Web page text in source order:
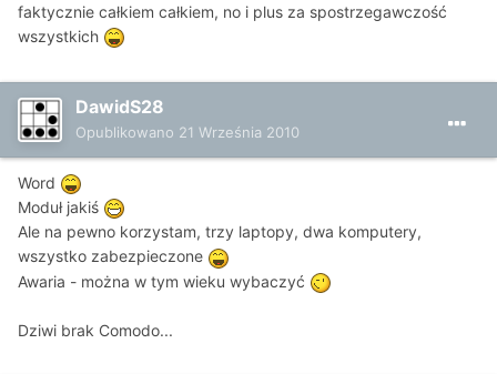
faktycznie całkiem całkiem, no i plus za spostrzegawczość
wszystkich
DawidS28
Opublikowano 21 Września 2010
Word
Moduł jakiś
Ale na pewno korzystam, trzy laptopy, dwa komputery,
wszystko zabezpieczone
Awaria - można w tym wieku wybaczyć
Dziwi brak Comodo...